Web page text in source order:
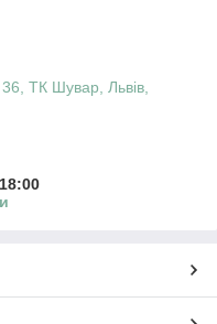
ТК Шувар, Львів,